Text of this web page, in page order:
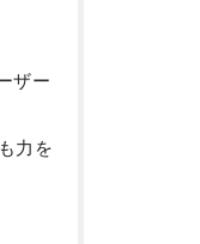
ザー
力を